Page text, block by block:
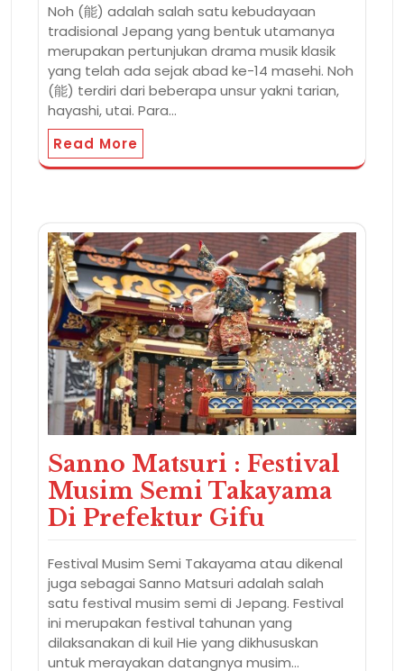
Noh (能) adalah salah satu kebudayaan
tradisional Jepang yang bentuk utamanya
merupakan pertunjukan drama musik klasik
yang telah ada sejak abad ke-14 masehi. Noh
(能) terdiri dari beberapa unsur yakni tarian,
hayashi, utai. Para…
Read More
Sanno Matsuri : Festival
Musim Semi Takayama
Di Prefektur Gifu
Festival Musim Semi Takayama atau dikenal
juga sebagai Sanno Matsuri adalah salah
satu festival musim semi di Jepang. Festival
ini merupakan festival tahunan yang
dilaksanakan di kuil Hie yang dikhususkan
untuk merayakan datangnya musim…